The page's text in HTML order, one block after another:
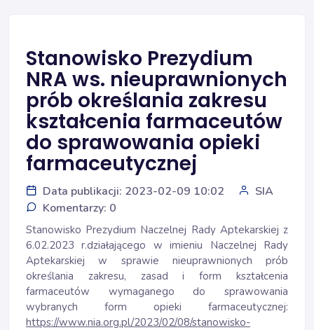
Stanowisko Prezydium
NRA ws. nieuprawnionych
prób określania zakresu
kształcenia farmaceutów
do sprawowania opieki
farmaceutycznej
Data publikacji: 2023-02-09 10:02
SIA
Komentarzy: 0
Stanowisko Prezydium Naczelnej Rady Aptekarskiej z
6.02.2023 r.działającego w imieniu Naczelnej Rady
Aptekarskiej w sprawie nieuprawnionych prób
określania zakresu, zasad i form kształcenia
farmaceutów wymaganego do sprawowania
wybranych form opieki farmaceutycznej:
https://www.nia.org.pl/2023/02/08/stanowisko-